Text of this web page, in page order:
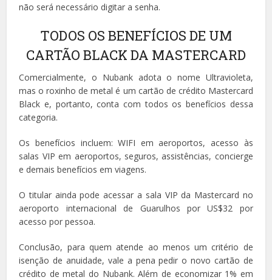
não será necessário digitar a senha.
TODOS OS BENEFÍCIOS DE UM
CARTÃO BLACK DA MASTERCARD
Comercialmente, o Nubank adota o nome Ultravioleta,
mas o roxinho de metal é um cartão de crédito Mastercard
Black e, portanto, conta com todos os benefícios dessa
categoria.
Os benefícios incluem: WIFI em aeroportos, acesso às
salas VIP em aeroportos, seguros, assistências, concierge
e demais benefícios em viagens.
O titular ainda pode acessar a sala VIP da Mastercard no
aeroporto internacional de Guarulhos por US$32 por
acesso por pessoa.
Conclusão, para quem atende ao menos um critério de
isenção de anuidade, vale a pena pedir o novo cartão de
crédito de metal do Nubank. Além de economizar 1% em